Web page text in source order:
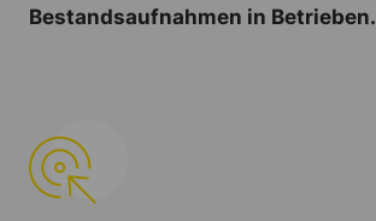
Bestandsaufnahmen in Betrieben.